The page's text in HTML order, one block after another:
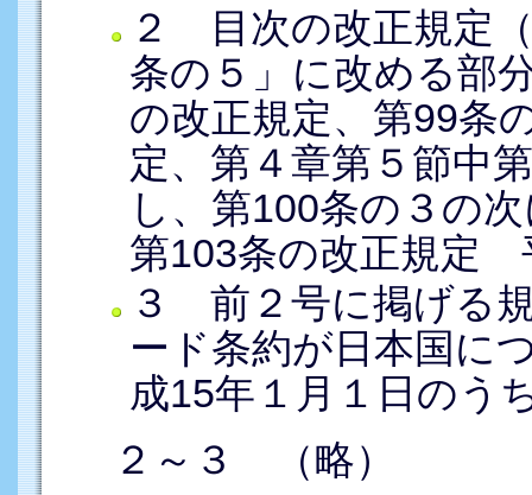
２ 目次の改正規定
条の５」に改める部
の改正規定、第99条
定、第４章第５節中
し、第100条の３の
第103条の改正規定
３ 前２号に掲げる
ード条約が日本国に
成15年１月１日のう
２～３ （略）